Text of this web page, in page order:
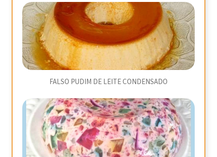
FALSO PUDIM DE LEITE CONDENSADO